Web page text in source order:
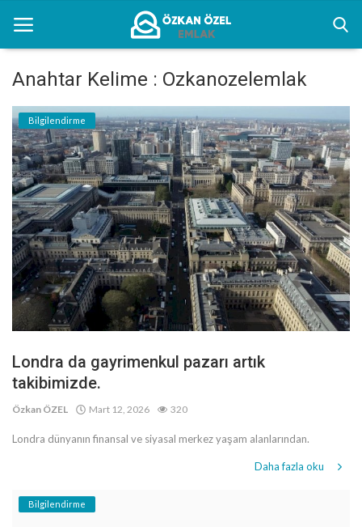
Anasayfa
Kentsel Dönüşüm Alanları
Sektörel Bilgiler
Bilgilendirme
İletişim
Türkçe
Anahtar Kelime : Ozkanozelemlak
Bilgilendirme
Londra da gayrimenkul pazarı artık
takibimizde.
Özkan ÖZEL Mart 12, 2026 320
Londra dünyanın finansal ve siyasal merkez yaşam alanlarından.
Daha fazla oku
Bilgilendirme